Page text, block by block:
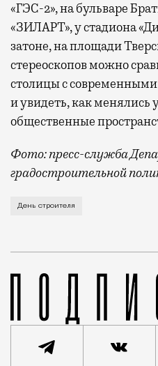
«ГЭС-2», на бульваре
«ЗИЛАРТ», у стадиона
затоне, на площади
стереоскопов можно
столицы с
и увидеть, как
общественные
Фото: пресс-служба
градостроительной
В этом году
День строителя